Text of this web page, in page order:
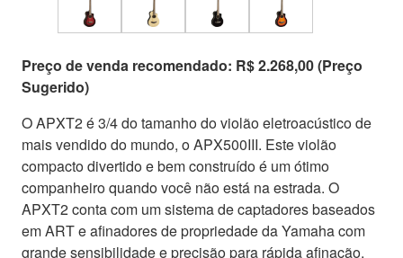
Preço de venda recomendado: R$ 2.268,00 (Preço
Sugerido)
O APXT2 é 3/4 do tamanho do violão eletroacústico de
mais vendido do mundo, o APX500III. Este violão
compacto divertido e bem construído é um ótimo
companheiro quando você não está na estrada. O
APXT2 conta com um sistema de captadores baseados
em ART e afinadores de propriedade da Yamaha com
grande sensibilidade e precisão para rápida afinação.